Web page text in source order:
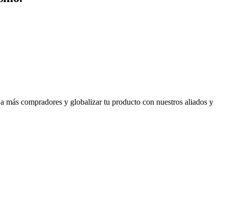
más compradores y globalizar tu producto con nuestros aliados y